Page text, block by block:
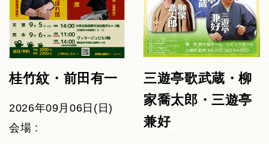
桂竹紋・前田有一
2026年09月06日(日)
会場 :
三遊亭歌武蔵・柳
家喬太郎・三遊亭
兼好